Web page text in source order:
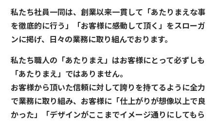
私たち社員一同は、創業以来一貫して「あたりまえな事
を徹底的に行う」「お客様に感動して頂く」をスローガ
ンに掲げ、日々の業務に取り組んでおります。
私たち職人の「あたりまえ」はお客様にとって必ずしも
「あたりまえ」ではありません。
お客様から頂いた信頼に対して誇りを持てるように全力
で業務に取り組み、お客様に「仕上がりが想像以上で良
かった」「デザインがここまでイメージ通りにしてもら